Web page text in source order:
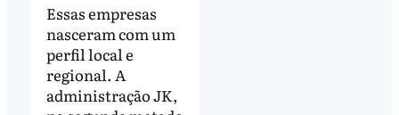
Essas empresas
nasceram com um
perfil local e
regional. A
administração JK,